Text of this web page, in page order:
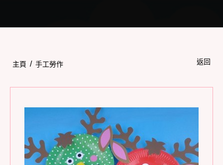
主頁 / 手工勞作 返回